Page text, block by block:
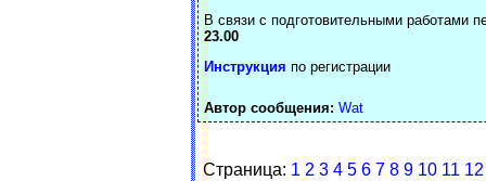
В связи с подготовительными работами
23.00
Инструкция по регистрации
Автор сообщения: Wat
Страница: 1 2 3 4 5 6 7 8 9 10 11 12